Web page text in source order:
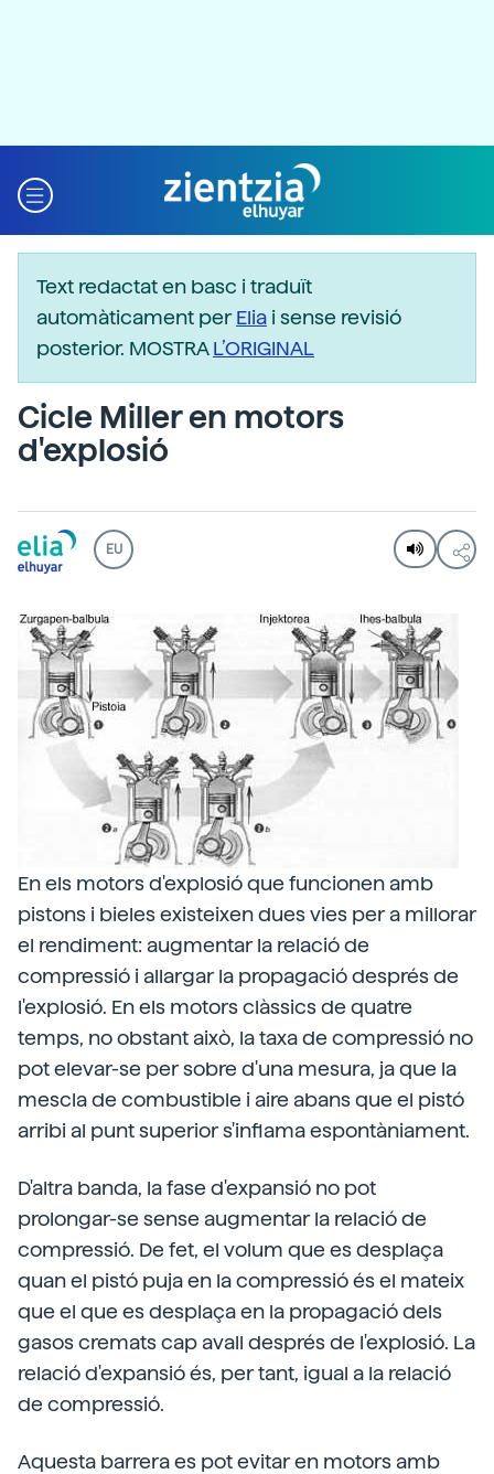
Text redactat en basc i traduït
automàticament perElia i sense revisió
posterior. MOSTRAL’ORIGINAL
Cicle Miller en motors
d'explosió
EU
En els motors d'explosió que funcionen amb
pistons i bieles existeixen dues vies per a millorar
el rendiment: augmentar la relació de
compressió i allargar la propagació després de
l'explosió. En els motors clàssics de quatre
temps, no obstant això, la taxa de compressió no
pot elevar-se per sobre d'una mesura, ja que la
mescla de combustible i aire abans que el pistó
arribi al punt superior s'inflama espontàniament.
D'altra banda, la fase d'expansió no pot
prolongar-se sense augmentar la relació de
compressió. De fet, el volum que es desplaça
quan el pistó puja en la compressió és el mateix
que el que es desplaça en la propagació dels
gasos cremats cap avall després de l'explosió. La
relació d'expansió és, per tant, igual a la relació
de compressió.
Aquesta barrera es pot evitar en motors amb